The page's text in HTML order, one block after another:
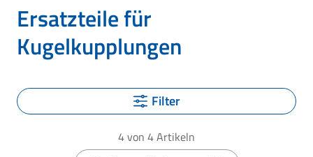
Ersatzteile für
Kugelkupplungen
Filter
4von 4Artikeln